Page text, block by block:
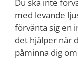
Du ska inte
med levande
förvänta sig en
det hjälper när
påminna dig